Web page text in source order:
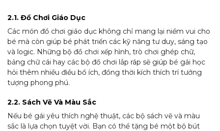
2.1. Đồ Chơi Giáo Dục
Các món đồ chơi giáo dục không chỉ mang lại niềm vui cho
bé mà còn giúp bé phát triển các kỹ năng tư duy, sáng tạo
và logic. Những bộ đồ chơi xếp hình, trò chơi ghép chữ,
bảng chữ cái hay các bộ đồ chơi lắp ráp sẽ giúp bé gái học
hỏi thêm nhiều điều bổ ích, đồng thời kích thích trí tưởng
tượng phong phú.
2.2. Sách Vẽ Và Màu Sắc
Nếu bé gái yêu thích nghệ thuật, các bộ sách vẽ và màu
sắc là lựa chọn tuyệt vời. Bạn có thể tặng bé một bộ bút